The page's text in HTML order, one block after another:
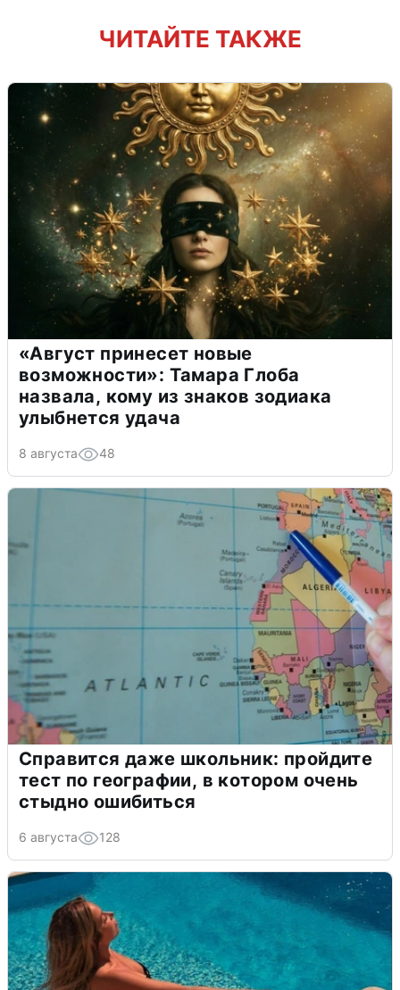
ЧИТАЙТЕ ТАКЖЕ
«Август принесет новые
возможности»: Тамара Глоба
назвала, кому из знаков зодиака
улыбнется удача
8 августа 48
Справится даже школьник: пройдите
тест по географии, в котором очень
стыдно ошибиться
6 августа 128